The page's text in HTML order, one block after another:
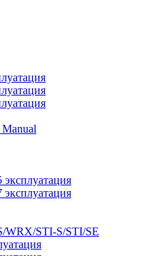
Manual
WRX/STI-S/STI/SE